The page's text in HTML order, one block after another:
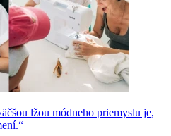
lžou módneho priemyslu je,